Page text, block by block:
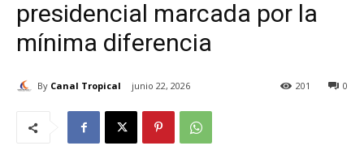
presidencial marcada por la
mínima diferencia
By Canal Tropical junio 22, 2026 0
201